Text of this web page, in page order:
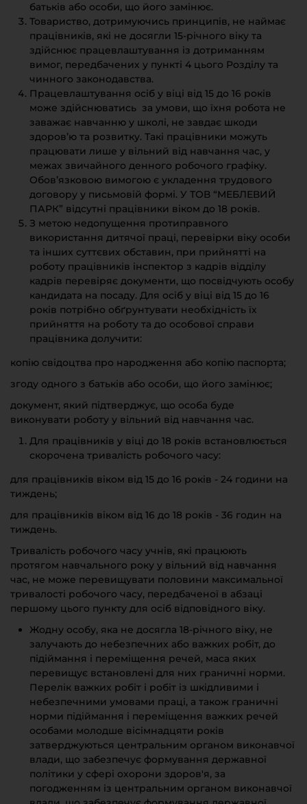
батьків або особи, що його замінює.
Товариство, дотримуючись принципів, не наймає
працівників, які не досягли 15-річного віку та
здійснює працевлаштування із дотриманням
вимог, передбачених у пункті 4 цього Розділу та
чинного законодавства.
Працевлаштування осіб у віці від 15 до 16 років
може здійснюватись за умови, що їхня робота не
заважає навчанню у школі, не завдає шкоди
здоров’ю та розвитку. Такі працівники можуть
працювати лише у вільний від навчання час, у
межах звичайного денного робочого графіку.
Обов’язковою вимогою є укладення трудового
договору у письмовій формі. У ТОВ “МЕБЛЕВИЙ
ПАРК” відсутні працівники віком до 18 років.
З метою недопущення протиправного
використання дитячої праці, перевірки віку особи
та інших суттєвих обставин, при прийнятті на
роботу працівників інспектор з кадрів відділу
кадрів перевіряє документи, що посвідчують особу
кандидата на посаду. Для осіб у віці від 15 до 16
років потрібно обґрунтувати необхідність їх
прийняття на роботу та до особової справи
працівника долучити:
копію свідоцтва про народження або копію паспорта;
згоду одного з батьків або особи, що його замінює;
документ, який підтверджує, що особа буде
виконувати роботу у вільний від навчання час.
Для працівників у віці до 18 років встановлюється
скорочена тривалість робочого часу:
для працівників віком від 15 до 16 років - 24 години на
тиждень;
для працівників віком від 16 до 18 років - 36 годин на
тиждень.
Тривалість робочого часу учнів, які працюють
протягом навчального року у вільний від навчання
час, не може перевищувати половини максимальної
тривалості робочого часу, передбаченої в абзаці
першому цього пункту для осіб відповідного віку.
Жодну особу, яка не досягла 18-річного віку, не
залучають до небезпечних або важких робіт, до
підіймання і переміщення речей, маса яких
перевищує встановлені для них граничні норми.
Перелік важких робіт і робіт із шкідливими і
небезпечними умовами праці, а також граничні
норми підіймання і переміщення важких речей
особами молодше вісімнадцяти років
затверджуються центральним органом виконавчої
влади, що забезпечує формування державної
політики у сфері охорони здоров'я, за
погодженням із центральним органом виконавчої